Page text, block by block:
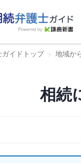
イドトップ 地域か
相続